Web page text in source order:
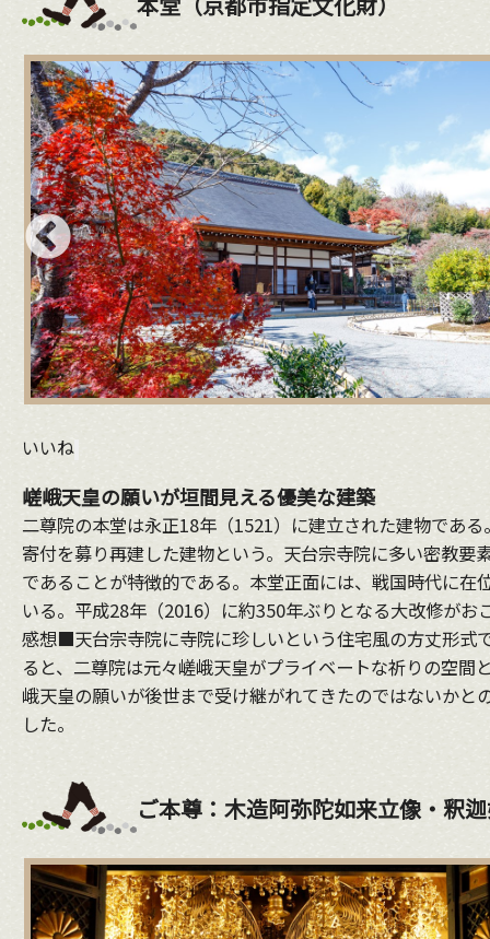
いいね
嵯峨天皇の願いが垣間見える優美な建築
二尊院の本堂は永正18年（1521）に建立された建物であ
寄付を募り再建した建物という。天台宗寺院に多い密教
であることが特徴的である。本堂正面には、戦国時代に
いる。平成28年（2016）に約350年ぶりとなる大改修が
感想■天台宗寺院に寺院に珍しいという住宅風の方丈形式
ると、二尊院は元々嵯峨天皇がプライベートな祈りの空
峨天皇の願いが後世まで受け継がれてきたのではないか
した。
ご本尊：木造阿弥陀如来立像・釈